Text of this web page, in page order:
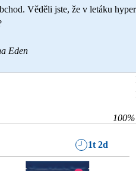
Věděli jste, že v letáku
Eden
100%
1t 2d